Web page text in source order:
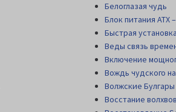
Белоглазая чудь
Блок питания АТХ
Быстрая
Веды связь
Включение
Вождь чудского
Волжские
Восстание